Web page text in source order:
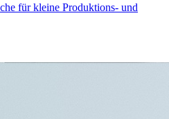
für kleine Produktions- und